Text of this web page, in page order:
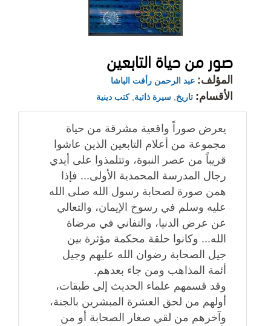
صور من حياة التابعين
المؤلف: عبد الرحمن رأفت الباشا
الأقسام: تاريخ سيرة ذاتية ,كتب دينية
يعرض صوراً واقعية مشرقة من حياة
مجموعة من أعلام التابعين الذين عاشوا
قريباً من عصر النبوة، وتتلمذوا على أيدي
رجال المدرسة المحمدية الأولى... فإذا
همن صورة لصحابة رسول الله صلى الله
عليه وسلم في رسوخ الإيمان، والتعالي
عن عرض الدنيا، والتفاني في مرضاة
الله... وكانوا حلقة محكمة مؤثرة بين
جيل الصحابة رضوان الله عليهم وجيل
أئمة المذاهب ومن جاء بعدهم.
وقد قسمهم علماء الحديث إلى طبقات،
أولهم من لحق العشرة المبشرين بالجنة،
وآخرهم من لقي صغار الصحابة أو من